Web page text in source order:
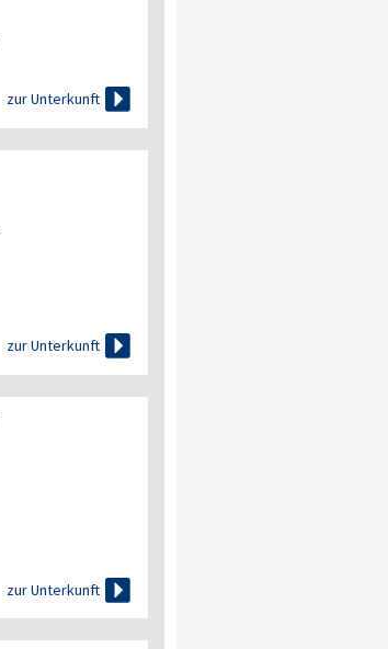
zur Unterkunft 
zur Unterkunft 
zur Unterkunft 